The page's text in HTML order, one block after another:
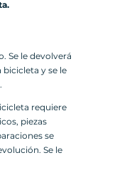
Se le devolverá
y se le
requiere
piezas
se
Se le